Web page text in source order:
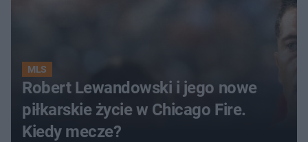
MLS
Robert Lewandowski i jego nowe
piłkarskie życie w Chicago Fire.
Kiedy mecze?